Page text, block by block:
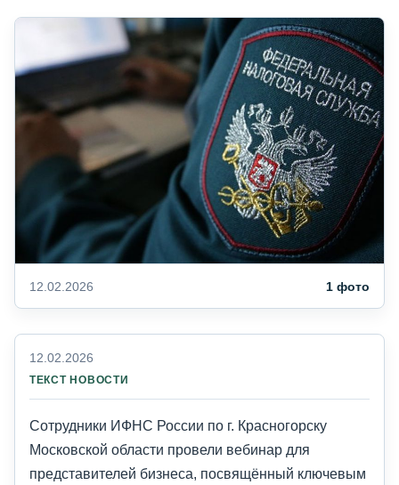
12.02.2026 1 фото
12.02.2026
ТЕКСТ НОВОСТИ
Сотрудники ИФНС России по г. Красногорску
Московской области провели вебинар для
представителей бизнеса, посвящённый ключевым